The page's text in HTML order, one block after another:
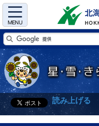
Menu
読み上げる